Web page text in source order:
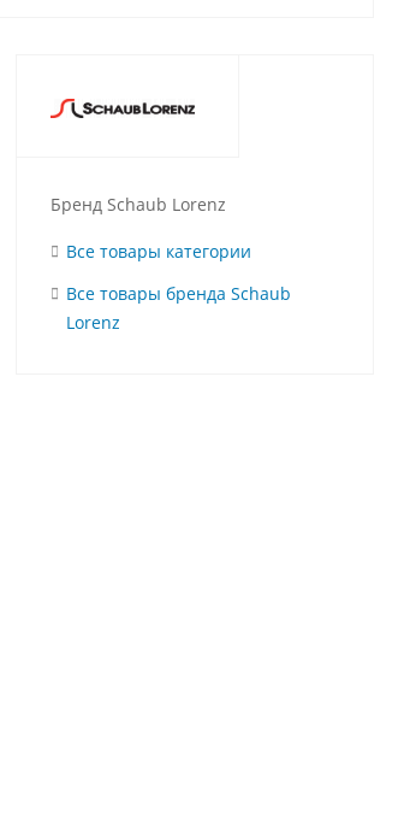
Бренд Schaub Lorenz
Все товары категории
Все товары бренда Schaub
Lorenz